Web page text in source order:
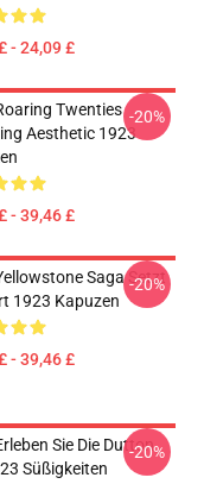
- 24,09 £
Twenties
Aesthetic 1923
- 39,46 £
-20%
Saga Setzt
1923 Kapuzen
- 39,46 £
-20%
Sie Die Dutton
Süßigkeiten
-20%